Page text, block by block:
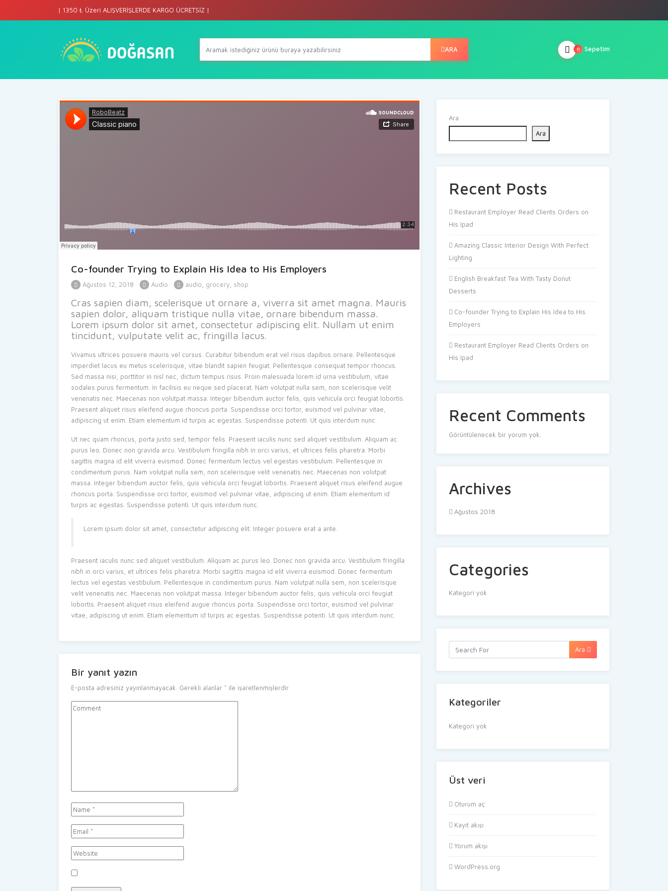
| 1350 ₺ Üzeri ALIŞVERİŞLERDE KARGO ÜCRETSİZ |
ARA Sepetim
0
Co-founder Trying to Explain His Idea to His Employers
Ağustos 12, 2018 Audio audio grocery shop
Cras sapien diam, scelerisque ut ornare a, viverra sit amet magna. Mauris
sapien dolor, aliquam tristique nulla vitae, ornare bibendum massa.
Lorem ipsum dolor sit amet, consectetur adipiscing elit. Nullam ut enim
tincidunt, vulputate velit ac, fringilla lacus.
Vivamus ultrices posuere mauris vel cursus. Curabitur bibendum erat vel risus dapibus ornare. Pellentesque
imperdiet lacus eu metus scelerisque, vitae blandit sapien feugiat. Pellentesque consequat tempor rhoncus.
Sed massa nisi, porttitor in nisl nec, dictum tempus risus. Proin malesuada lorem id urna vestibulum, vitae
sodales purus fermentum. In facilisis eu neque sed placerat. Nam volutpat nulla sem, non scelerisque velit
venenatis nec. Maecenas non volutpat massa. Integer bibendum auctor felis, quis vehicula orci feugiat lobortis.
Praesent aliquet risus eleifend augue rhoncus porta. Suspendisse orci tortor, euismod vel pulvinar vitae,
adipiscing ut enim. Etiam elementum id turpis ac egestas. Suspendisse potenti. Ut quis interdum nunc.
Ut nec quam rhoncus, porta justo sed, tempor felis. Praesent iaculis nunc sed aliquet vestibulum. Aliquam ac
purus leo. Donec non gravida arcu. Vestibulum fringilla nibh in orci varius, et ultrices felis pharetra. Morbi
sagittis magna id elit viverra euismod. Donec fermentum lectus vel egestas vestibulum. Pellentesque in
condimentum purus. Nam volutpat nulla sem, non scelerisque velit venenatis nec. Maecenas non volutpat
massa. Integer bibendum auctor felis, quis vehicula orci feugiat lobortis. Praesent aliquet risus eleifend augue
rhoncus porta. Suspendisse orci tortor, euismod vel pulvinar vitae, adipiscing ut enim. Etiam elementum id
turpis ac egestas. Suspendisse potenti. Ut quis interdum nunc.
Lorem ipsum dolor sit amet, consectetur adipiscing elit. Integer posuere erat a ante.
Praesent iaculis nunc sed aliquet vestibulum. Aliquam ac purus leo. Donec non gravida arcu. Vestibulum fringilla
nibh in orci varius, et ultrices felis pharetra. Morbi sagittis magna id elit viverra euismod. Donec fermentum
lectus vel egestas vestibulum. Pellentesque in condimentum purus. Nam volutpat nulla sem, non scelerisque
velit venenatis nec. Maecenas non volutpat massa. Integer bibendum auctor felis, quis vehicula orci feugiat
lobortis. Praesent aliquet risus eleifend augue rhoncus porta. Suspendisse orci tortor, euismod vel pulvinar
vitae, adipiscing ut enim. Etiam elementum id turpis ac egestas. Suspendisse potenti. Ut quis interdum nunc.
Bir yanıt yazın
E-posta adresiniz yayınlanmayacak. Gerekli alanlar * ile işaretlenmişlerdir
Ara
Ara
Recent Posts
Restaurant Employer Read Clients Orders on
His Ipad
Amazing Classic Interior Design With Perfect
Lighting
English Breakfast Tea With Tasty Donut
Desserts
Co-founder Trying to Explain His Idea to His
Employers
Restaurant Employer Read Clients Orders on
His Ipad
Recent Comments
Görüntülenecek bir yorum yok.
Archives
Ağustos 2018
Categories
Kategori yok
Ara
Kategoriler
Kategori yok
Üst veri
Oturum aç
Kayıt akışı
Yorum akışı
WordPress.org